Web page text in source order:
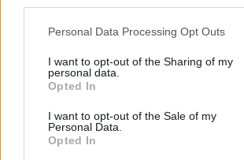
Please note that this website/app uses one
not limited to your visit or usage behaviour.
grant or deny consent to Google and its
use your data for below specified purposes
consent section.
Personal Data Processing Opt Outs
I want to opt-out of the Sharing of my
personal data.
Opted In
I want to opt-out of the Sale of my
Personal Data.
Opted In
Svaigā veidā brīnumaļģēm nav
droši var pievienot dažādiem
zaļajiem kokteiļiem, sakņu
netiks termiski apstrādāta, taču būs
lietošanai. Kristīne Veģere pati